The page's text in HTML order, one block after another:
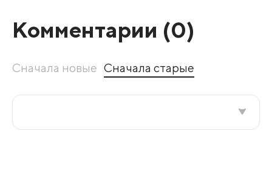
Комментарии (0)
Сначала новые Сначала старые